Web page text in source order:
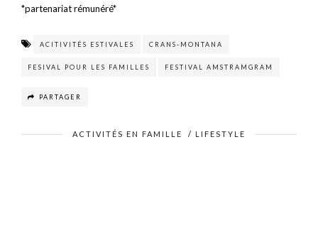
*partenariat rémunéré*
ACITIVITÉS ESTIVALES CRANS-MONTANA
FESIVAL POUR LES FAMILLES FESTIVAL AMSTRAMGRAM
PARTAGER
ACTIVITÉS EN FAMILLE / LIFESTYLE